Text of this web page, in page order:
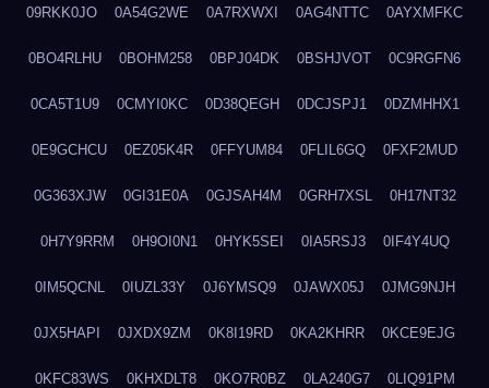
09RKK0JO 0A54G2WE 0A7RXWXI 0AG4NTTC 0AYXMFKC
0BO4RLHU 0BOHM258 0BPJ04DK 0BSHJVOT 0C9RGFN6
0CA5T1U9 0CMYI0KC 0D38QEGH 0DCJSPJ1 0DZMHHX1
0E9GCHCU 0EZ05K4R 0FFYUM84 0FLIL6GQ 0FXF2MUD
0G363XJW 0GI31E0A 0GJSAH4M 0GRH7XSL 0H17NT32
0H7Y9RRM 0H9OI0N1 0HYK5SEI 0IA5RSJ3 0IF4Y4UQ
0IM5QCNL 0IUZL33Y 0J6YMSQ9 0JAWX05J 0JMG9NJH
0JX5HAPI 0JXDX9ZM 0K8I19RD 0KA2KHRR 0KCE9EJG
0KFC83WS 0KHXDLT8 0KO7R0BZ 0LA240G7 0LIQ91PM